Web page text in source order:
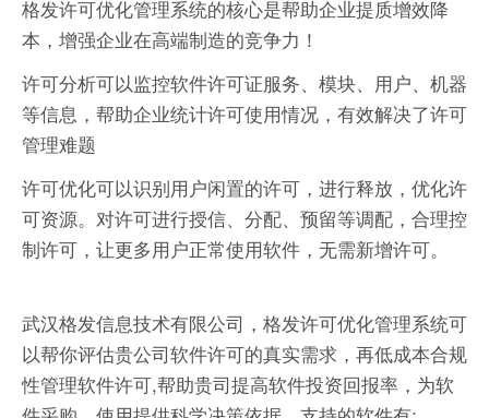
格发许可优化管理系统的核心是帮助企业提质增效降
本，增强企业在高端制造的竞争力！
许可分析可以监控软件许可证服务、模块、用户、机器
等信息，帮助企业统计许可使用情况，有效解决了许可
管理难题
许可优化可以识别用户闲置的许可，进行释放，优化许
可资源。对许可进行授信、分配、预留等调配，合理控
制许可，让更多用户正常使用软件，无需新增许可。
武汉格发信息技术有限公司，格发许可优化管理系统可
以帮你评估贵公司软件许可的真实需求，再低成本合规
性管理软件许可,帮助贵司提高软件投资回报率，为软